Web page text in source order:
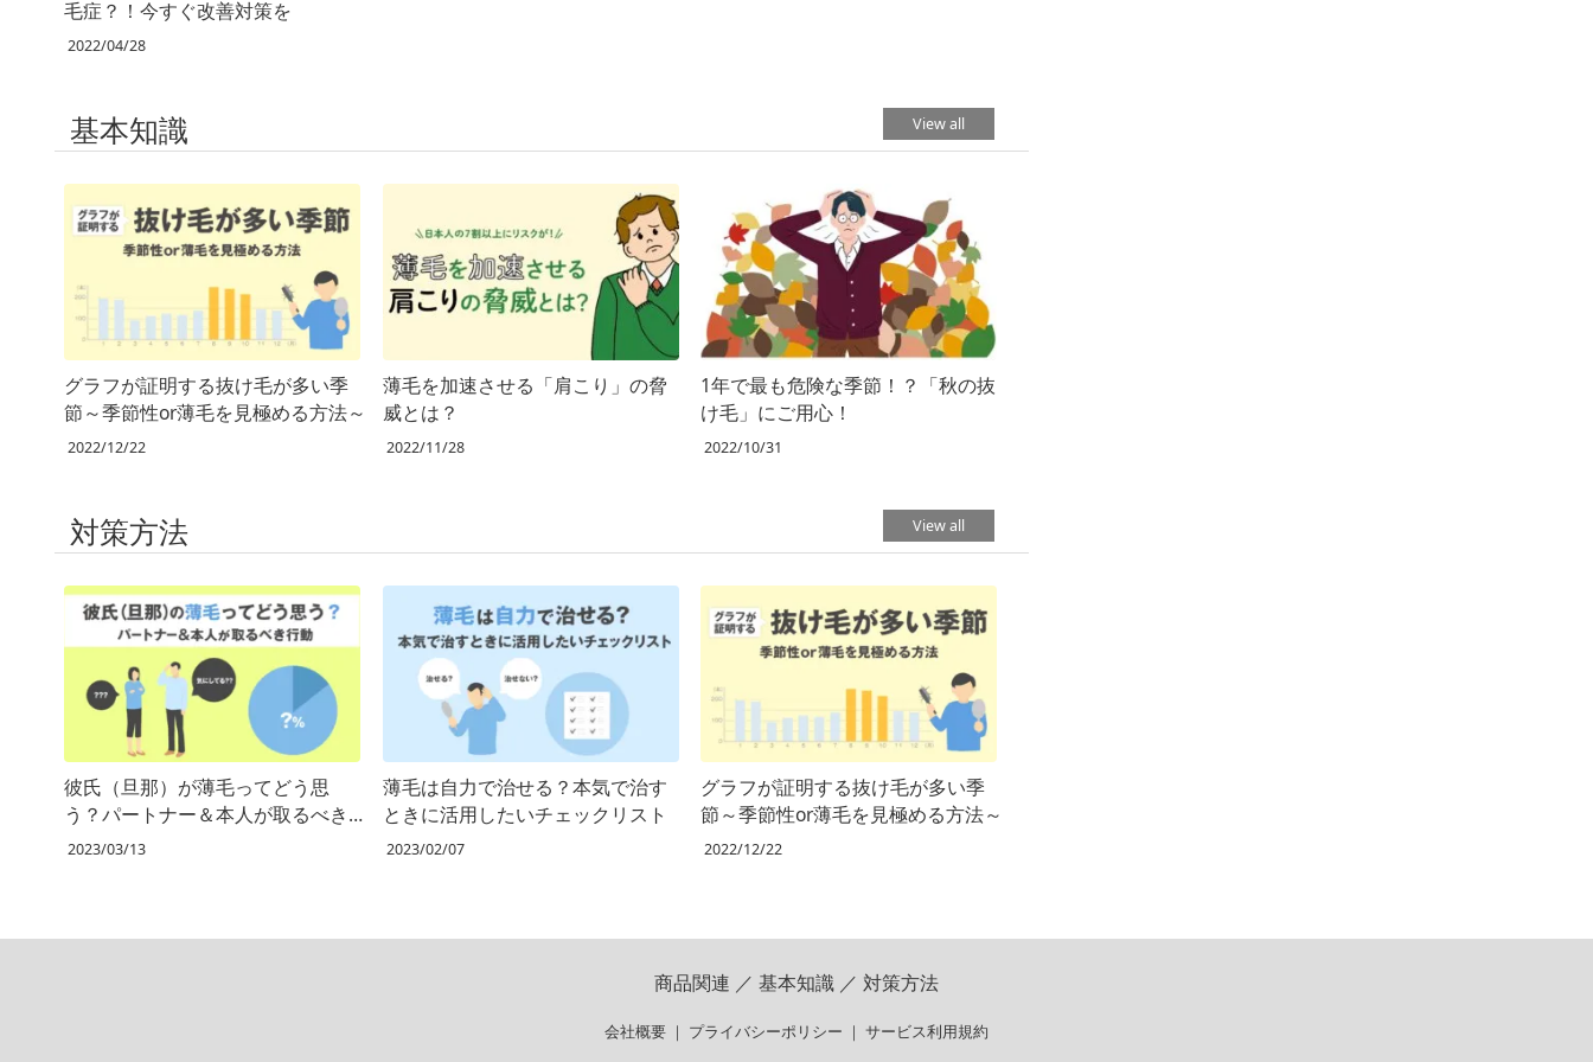
毛症？！今すぐ改善対策を
2022/04/28
View all
基本知識
グラフが証明する抜け毛が多い季
節～季節性or薄毛を見極める方法～
2022/12/22
薄毛を加速させる「肩こり」の脅
威とは？
2022/11/28
1年で最も危険な季節！？「秋の抜
け毛」にご用心！
2022/10/31
View all
対策方法
彼氏（旦那）が薄毛ってどう思
う？パートナー＆本人が取るべき
行動
2023/03/13
薄毛は自力で治せる？本気で治す
ときに活用したいチェックリスト
2023/02/07
グラフが証明する抜け毛が多い季
節～季節性or薄毛を見極める方法～
2022/12/22
商品関連 ／ 基本知識 ／ 対策方法
会社概要 ｜ プライバシーポリシー ｜ サービス利用規約